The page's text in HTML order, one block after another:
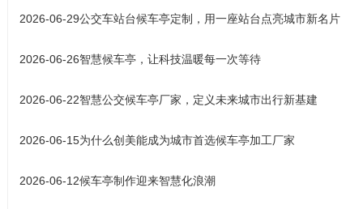
2026-06-29公交车站台候车亭定制，用一座站台点亮城市新名片
2026-06-26智慧候车亭，让科技温暖每一次等待
2026-06-22智慧公交候车亭厂家，定义未来城市出行新基建
2026-06-15为什么创美能成为城市首选候车亭加工厂家
2026-06-12候车亭制作迎来智慧化浪潮